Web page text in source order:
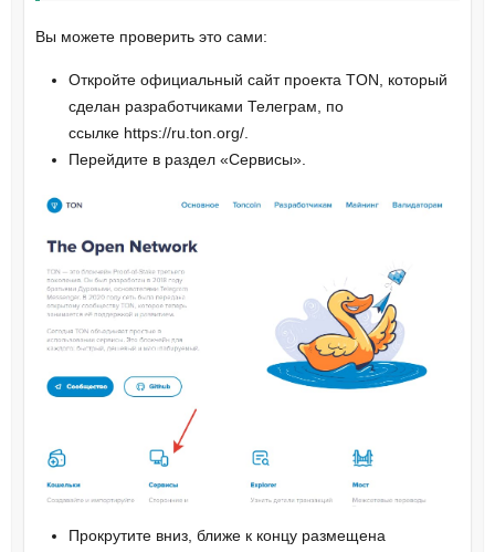
Вы можете проверить это сами:
Откройте официальный сайт проекта TON, который
сделан разработчиками Телеграм, по
ссылке https://ru.ton.org/.
Перейдите в раздел «Сервисы».
Прокрутите вниз, ближе к концу размещена